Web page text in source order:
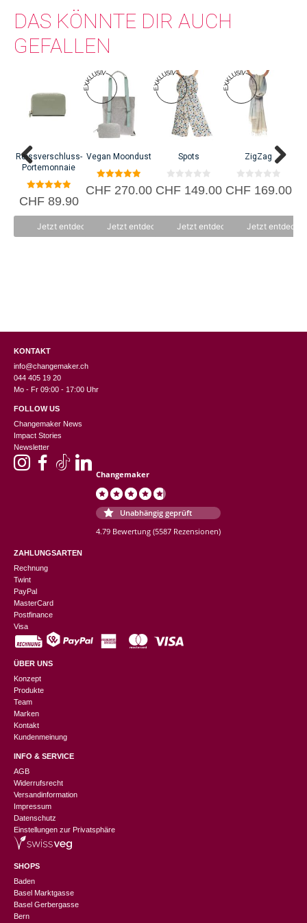
DAS KÖNNTE DIR AUCH
GEFALLEN
Reissverschluss-
Portemonnaie
5.00
von 5
CHF89.90
Jetzt entdecken
Vegan Moondust
5.00
von 5
CHF270.00
Jetzt entdecken
Spots
0
v
CHF149.00
Jetzt entdecken
ZigZag
0
v
CHF169.00
Jetzt
KONTAKT
info@changemaker.ch
044 405 19 20
Mo - Fr 09:00 - 17:00 Uhr
FOLLOW US
Changemaker News
Impact Stories
Newsletter
Changemaker
Unabhängig geprüft
4.79 Bewertung (5587 Rezensionen)
ZAHLUNGSARTEN
Rechnung
Twint
PayPal
MasterCard
Postfinance
Visa
ÜBER UNS
Konzept
Produkte
Team
Marken
Kontakt
Kundenmeinung
INFO & SERVICE
AGB
Widerrufsrecht
Versandinformation
Impressum
Datenschutz
Einstellungen zur Privatsphäre
SHOPS
Baden
Basel Marktgasse
Basel Gerbergasse
Bern